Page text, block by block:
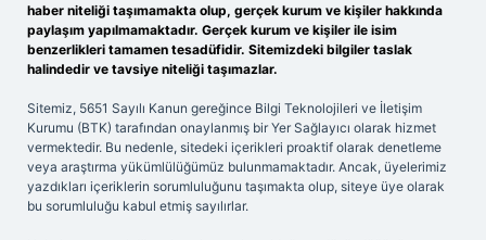
haber niteliği taşımamakta olup, gerçek kurum ve kişiler hakkında
paylaşım yapılmamaktadır. Gerçek kurum ve kişiler ile isim
benzerlikleri tamamen tesadüfidir. Sitemizdeki bilgiler taslak
halindedir ve tavsiye niteliği taşımazlar.
Sitemiz, 5651 Sayılı Kanun gereğince Bilgi Teknolojileri ve İletişim
Kurumu (BTK) tarafından onaylanmış bir Yer Sağlayıcı olarak hizmet
vermektedir. Bu nedenle, sitedeki içerikleri proaktif olarak denetleme
veya araştırma yükümlülüğümüz bulunmamaktadır. Ancak, üyelerimiz
yazdıkları içeriklerin sorumluluğunu taşımakta olup, siteye üye olarak
bu sorumluluğu kabul etmiş sayılırlar.